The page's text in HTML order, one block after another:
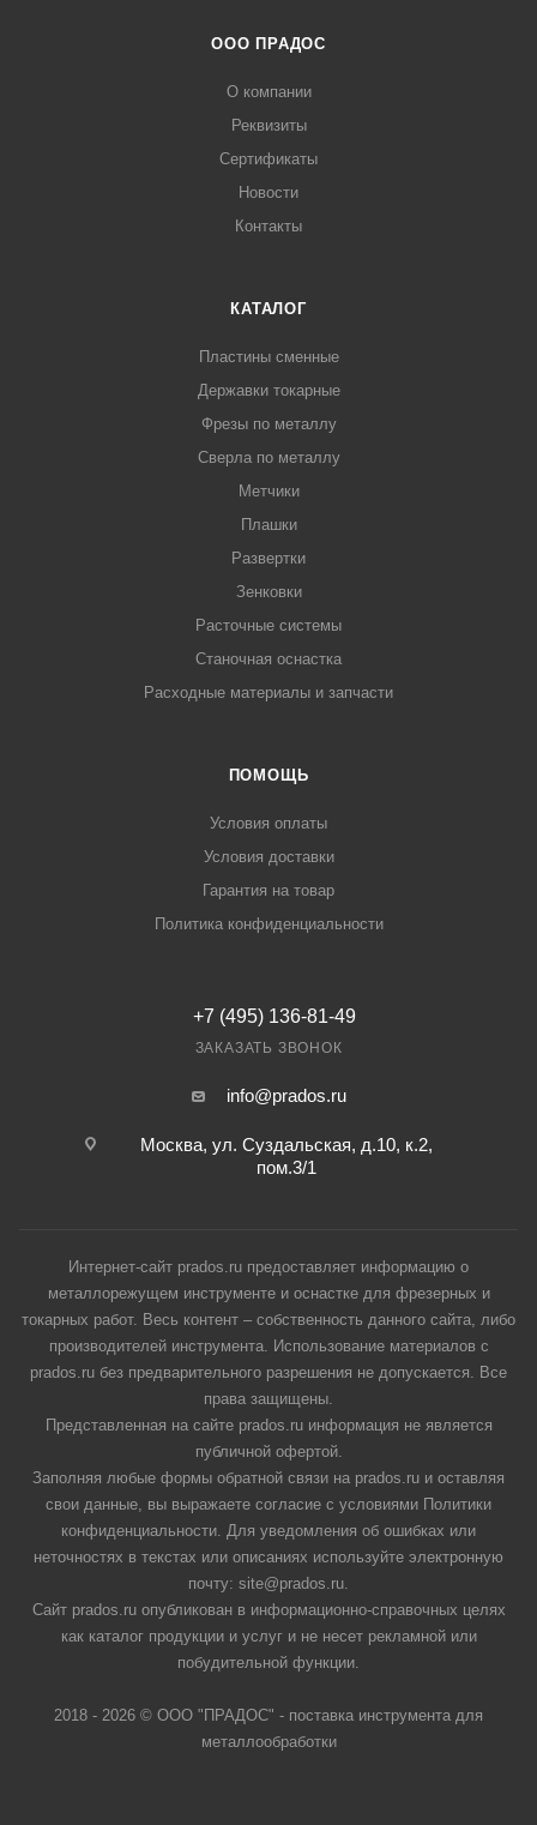
ООО ПРАДОС
О компании
Реквизиты
Сертификаты
Новости
Контакты
КАТАЛОГ
Пластины сменные
Державки токарные
Фрезы по металлу
Сверла по металлу
Метчики
Плашки
Развертки
Зенковки
Расточные системы
Станочная оснастка
Расходные материалы и запчасти
ПОМОЩЬ
Условия оплаты
Условия доставки
Гарантия на товар
Политика конфиденциальности
+7 (495) 136-81-49
ЗАКАЗАТЬ ЗВОНОК
info@prados.ru
Москва, ул. Суздальская, д.10, к.2,
пом.3/1
Интернет-сайт prados.ru предоставляет информацию о
металлорежущем инструменте и оснастке для фрезерных и
токарных работ. Весь контент – собственность данного сайта, либо
производителей инструмента. Использование материалов с
prados.ru без предварительного разрешения не допускается. Все
права защищены.
Представленная на сайте prados.ru информация не является
публичной офертой.
Заполняя любые формы обратной связи на prados.ru и оставляя
свои данные, вы выражаете согласие с условиями Политики
конфиденциальности. Для уведомления об ошибках или
неточностях в текстах или описаниях используйте электронную
почту: site@prados.ru.
Сайт prados.ru опубликован в информационно-справочных целях
как каталог продукции и услуг и не несет рекламной или
побудительной функции.
2018 - 2026 © ООО "ПРАДОС" - поставка инструмента для
металлообработки